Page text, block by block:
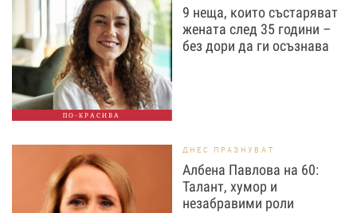
ПО-КРАСИВА
9 неща, които състаряват
жената след 35 години –
без дори да ги осъзнава
ДНЕС ПРАЗНУВАТ
Албена Павлова на 60:
Талант, хумор и
незабравими роли